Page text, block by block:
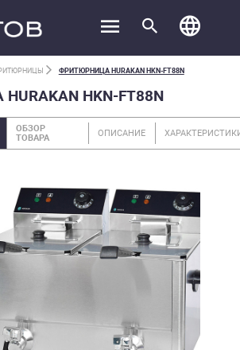
ФРИТЮРНИЦА HURAKAN HKN-FT88N
HKN-FT88N
ОБЗОР
ТОВАРА
ОПИСАНИЕ